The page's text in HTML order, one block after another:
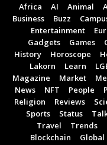
Africa AI Animal
Business
Buzz
Entertainment
Gadgets
Games
History
Horoscope
Lakorn
Learn
Magazine
Market
News
NFT People
Religion
Reviews
Sports
Status
Travel
Trends
Blockchain
Global